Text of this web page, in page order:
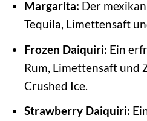
Margarita: Der
Tequila, Limettensaft
Frozen Daiquiri: Ein
Rum, Limettensaft und
Crushed Ice.
Strawberry Daiquiri: